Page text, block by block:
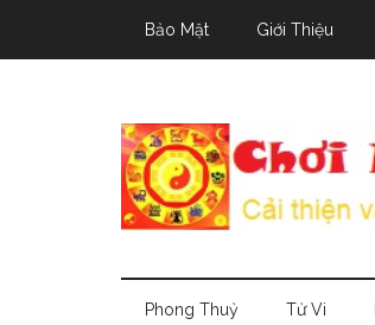
Bảo Mật Giới Thiệu
Phong Thuỷ Tử Vi